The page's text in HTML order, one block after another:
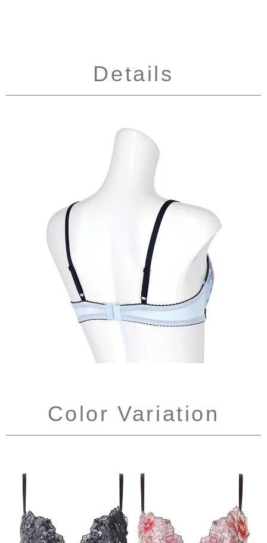
Details
Color Variation